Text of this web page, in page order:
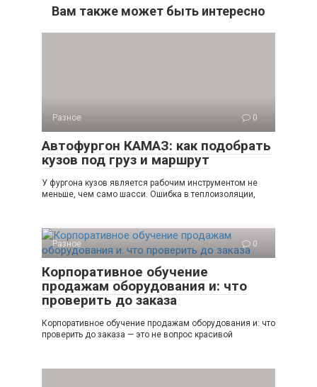
Вам также может быть интересно
Разное 0
Автофургон КАМАЗ: как подобрать
кузов под груз и маршрут
У фургона кузов является рабочим инструментом не
меньше, чем само шасси. Ошибка в теплоизоляции,
Разное 0
Корпоративное обучение
продажам оборудования и: что
проверить до заказа
Корпоративное обучение продажам оборудования и: что
проверить до заказа — это не вопрос красивой